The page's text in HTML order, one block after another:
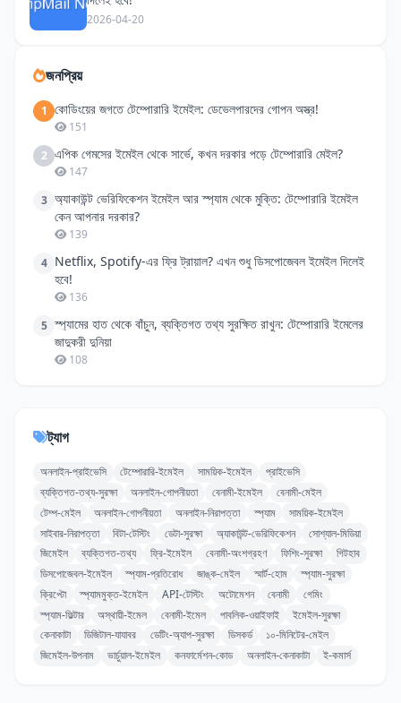
2026-04-20
জনপ্রিয়
1 কোডিংয়ের জগতে টেম্পোরারি ইমেইল: ডেভেলপারদের গোপন অস্ত্র!
151
2 এপিক গেমসের ইমেইল থেকে সার্ভে, কখন দরকার পড়ে টেম্পোরারি মেইল?
147
3 অ্যাকাউন্ট ভেরিফিকেশন ইমেইল আর স্প্যাম থেকে মুক্তি: টেম্পোরারি ইমেইল
কেন আপনার দরকার?
139
4 Netflix, Spotify-এর ফ্রি ট্রায়াল? এখন শুধু ডিসপোজেবল ইমেইল দিলেই
হবে!
136
5 স্প্যামের হাত থেকে বাঁচুন, ব্যক্তিগত তথ্য সুরক্ষিত রাখুন: টেম্পোরারি ইমেলের
জাদুকরী দুনিয়া
108
ট্যাগ
অনলাইন-প্রাইভেসি টেম্পোরারি-ইমেইল সাময়িক-ইমেইল
প্রাইভেসি
ব্যক্তিগত-তথ্য-সুরক্ষা
অনলাইন-গোপনীয়তা বেনামী-ইমেইল
বেনামী-মেইল
টেম্প-মেইল
অনলাইন-গোপনীয়তা অনলাইন-নিরাপত্তা স্প্যাম
সাময়িক-ইমেইল
সাইবার-নিরাপত্তা
বিটা-টেস্টিং ডেটা-সুরক্ষা অ্যাকাউন্ট-ভেরিফিকেশন
সোশ্যাল-মিডিয়া
জিমেইল
ব্যক্তিগত-তথ্য ফ্রি-ইমেইল বেনামী-অংশগ্রহণ ফিশিং-সুরক্ষা
গিটহাব
ডিসপোজেবল-ইমেইল
স্প্যাম-প্রতিরোধ জাঙ্ক-মেইল স্মার্ট-হোম
স্প্যাম-সুরক্ষা
ক্রিপ্টো
স্প্যামমুক্ত-ইমেইল API-টেস্টিং অটোমেশন বেনামী
গেমিং
স্প্যাম-ফিল্টার
অস্থায়ী-ইমেল বেনামী-ইমেল পাবলিক-ওয়াইফাই
ইমেইল-সুরক্ষা
কেনাকাটা
ডিজিটাল-যাযাবর ডেটিং-অ্যাপ-সুরক্ষা ডিসকর্ড
১০-মিনিটের-মেইল
জিমেইল-উপনাম
ভার্চুয়াল-ইমেইল কনফার্মেশন-কোড অনলাইন-কেনাকাটা ই-কমার্স